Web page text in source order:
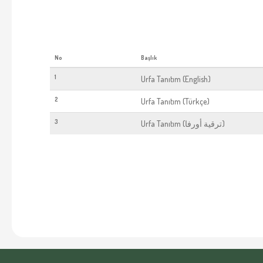
No Başlık
1 Urfa Tanıtım (English)
2 Urfa Tanıtım (Türkçe)
3 Urfa Tanıtım (ترقية أورفا)